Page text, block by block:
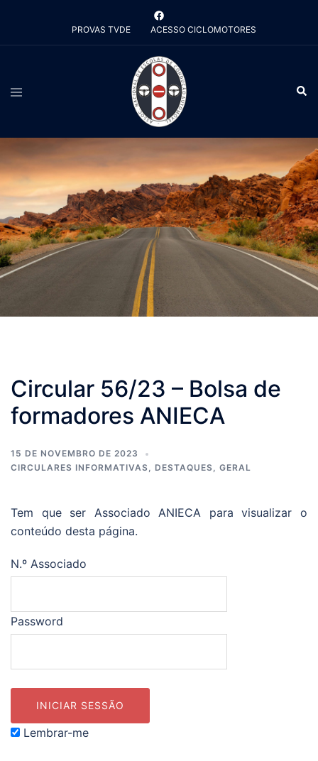
o
PROVAS TVDE ACESSO CICLOMOTORES
Alternar
menu
Circular 56/23 – Bolsa de
formadores ANIECA
15 DE NOVEMBRO DE 2023
CIRCULARES INFORMATIVAS, DESTAQUES, GERAL
Tem que ser Associado ANIECA para visualizar o
conteúdo desta página.
N.º Associado
Password
Lembrar-me